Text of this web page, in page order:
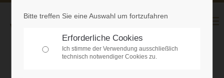
Bitte treffen Sie eine Auswahl um fortzufahren
Erforderliche Cookies
Ich stimme der Verwendung ausschließlich
technisch notwendiger Cookies zu.